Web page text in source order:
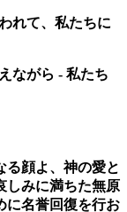
れて、私たちに
ながら - 私たち
る顔よ、神の愛と
しみに満ちた無原
に名誉回復を行お